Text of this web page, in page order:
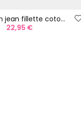
Veste en jean fillette coton délavé
22,95 €